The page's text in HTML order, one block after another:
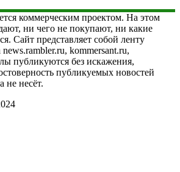
коммерческим проектом. На этом
ни чего не покупают, ни какие
Сайт представляет собой ленту
kommersant.ru,
публикуются без искажения,
публикуемых новостей
не несёт.